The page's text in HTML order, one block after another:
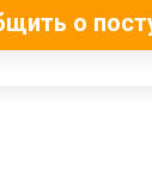
о